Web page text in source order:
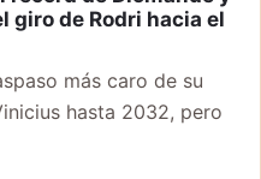
giro de Rodri hacia el
más caro de su
hasta 2032, pero